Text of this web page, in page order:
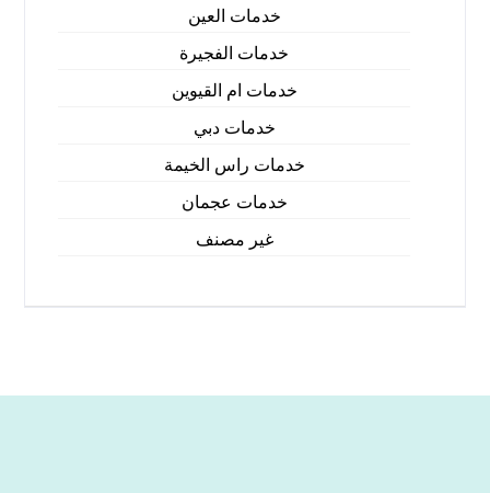
خدمات العين
خدمات الفجيرة
خدمات ام القيوين
خدمات دبي
خدمات راس الخيمة
خدمات عجمان
غير مصنف